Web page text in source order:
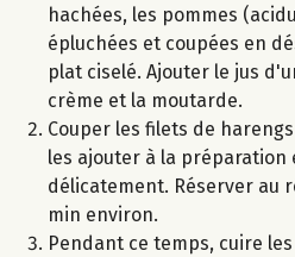
hachées, les pommes
épluchées et coupées en
plat ciselé. Ajouter le jus
crème et la moutarde.
Couper les filets de
les ajouter à la préparation
délicatement. Réserver au
min environ.
Pendant ce temps, cuire